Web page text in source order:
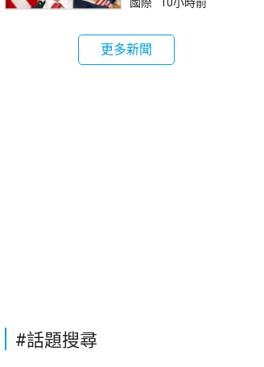
更多新聞
#話題搜尋